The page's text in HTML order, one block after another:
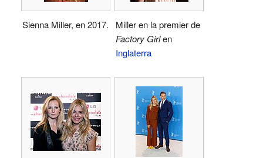
Sienna Miller, en 2017.
Miller en la premier de
Factory Girlen
Inglaterra